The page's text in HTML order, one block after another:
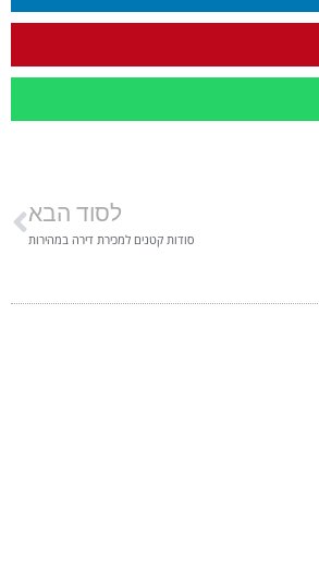
לסוד הבא
סודות קטנים למכירת דירה במהירות